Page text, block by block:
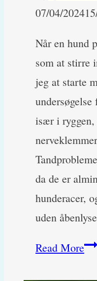
07/04/2024
Når en hund
som at stirre
jeg at starte
især i
da de er
hunderacer,
uden
Read More